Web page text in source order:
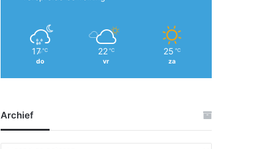
17 ℃
do
22 ℃
vr
25 ℃
za
Archief